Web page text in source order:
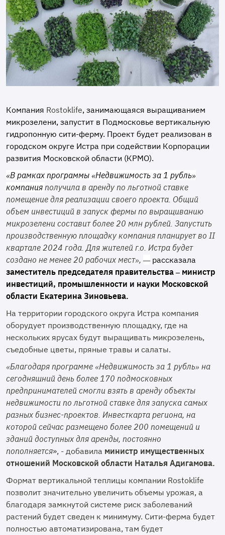
Компания Rostoklife, занимающаяся выращиванием
микрозелени, запустит в Подмосковье вертикальную
гидропонную сити-ферму. Проект будет реализован в
городском округе Истра при содействии Корпорации
развития Московской области (КРМО).
«В рамках программы «Недвижимость за 1 рубль»
компания получила в аренду по льготной ставке
помещение для реализации своего проекта. Общий
объем инвестиций в запуск фермы по выращиванию
микрозелени составит более 20 млн рублей. Запустить
производственную площадку компания планирует во II
квартале 2024 года. Для жителей г.о. Истра будет
создано не менее 20 рабочих мест», — рассказала
заместитель председателя правительства – министр
инвестиций, промышленности и науки Московской
области Екатерина Зиновьева.
На территории городского округа Истра компания
оборудует производственную площадку, где на
нескольких ярусах будут выращивать микрозелень,
съедобные цветы, пряные травы и салаты.
«Благодаря программе «Недвижимость за 1 рубль» на
сегодняшний день более 170 подмосковных
предпринимателей смогли взять в аренду объекты
недвижимости по льготной ставке для запуска самых
разных бизнес-проектов. Инвесткарта региона, на
которой сейчас размещено более 200 помещений и
зданий доступных для аренды, постоянно
пополняется», - добавила министр имущественных
отношений Московской области Наталья Адигамова.
Формат вертикальной теплицы компании Rostoklife
позволит значительно увеличить объемы урожая, а
благодаря замкнутой системе риск заболеваний
растений будет сведен к минимуму. Сити-ферма будет
полностью автоматизирована, там будет